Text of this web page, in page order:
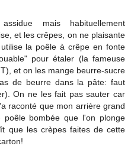
mais habituellement
et les crêpes, on ne plaisante
la poêle à crêpe en fonte
pour étaler (la fameuse
et on les mange beurre-sucre
de beurre dans la pâte: faut
On ne les fait pas sauter car
raconté que mon arrière grand
poêle bombée que l'on plonge
que les crèpes faites de cette